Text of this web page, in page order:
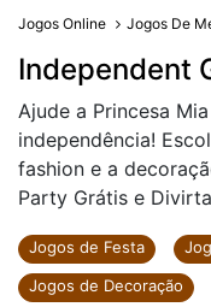
Jogos Online Jogos De
Independent
Ajude a Princesa
independência!
fashion e a
Party Grátis e
Jogos de Festa
Jogos de Decoração